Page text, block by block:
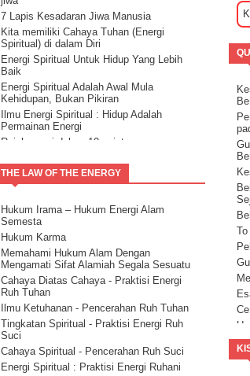
7 Lapis Kesadaran Jiwa Manusia
Kita memiliki Cahaya Tuhan (Energi
Spiritual) di dalam Diri
Energi Spiritual Untuk Hidup Yang Lebih
Baik
Energi Spiritual Adalah Awal Mula
Kehidupan, Bukan Pikiran
Ilmu Energi Spiritual : Hidup Adalah
Permainan Energi
Reinkarnasi dalam 10 point
3 )
Kecerdasan Spiritual
alam semesta ( Part 2 )
Hidup Sukses Dengan Membaca
Petunjuk Alam Semesta ( Part 1 )
Mengenal Jati Diri Manusia
Kesadaran Spiritual Kunci Pencerahan
Dunia
THE LAW OF THE ENERGY
Hukum Irama – Hukum Energi Alam
Semesta
Hukum Karma
Memahami Hukum Alam Dengan
Mengamati Sifat Alamiah Segala Sesuatu
Cahaya Diatas Cahaya - Praktisi Energi
Ruh Tuhan
Ilmu Ketuhanan - Pencerahan Ruh Tuhan
Tingkatan Spiritual - Praktisi Energi Ruh
Suci
Cahaya Spiritual - Pencerahan Ruh Suci
Energi Spiritual : Praktisi Energi Ruhani